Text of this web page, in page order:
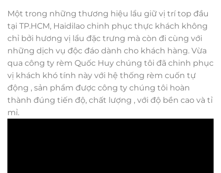
Một trong những thương hiệu lẩu giữ vị trí top đầu
tại TP.HCM, Haidilao chinh phục thực khách không
chỉ bởi hương vị lẩu đặc trưng mà còn đi cùng với
những dịch vụ độc đáo dành cho khách hàng. Vừa
qua công ty rèm Quốc Huy chúng tôi đã chinh phục
vị khách khó tính này với hệ thống rèm cuốn tự
động , sản phẩm được công ty chúng tôi hoàn
thành đúng tiến độ, chất lượng , với độ bền cao và tỉ
mỉ.